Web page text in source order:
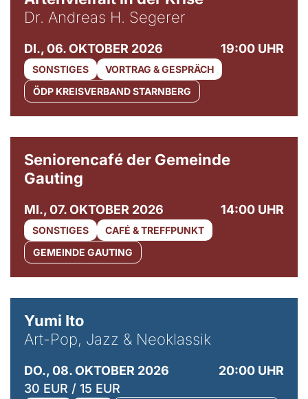
Dr. Andreas H. Segerer
DI., 06. OKTOBER 2026 19:00 UHR
SONSTIGES
VORTRAG & GESPRÄCH
ÖDP KREISVERBAND STARNBERG
Seniorencafé der Gemeinde
Gauting
MI., 07. OKTOBER 2026 14:00 UHR
SONSTIGES
CAFÉ & TREFFPUNKT
GEMEINDE GAUTING
Yumi Ito
Art-Pop, Jazz & Neoklassik
DO., 08. OKTOBER 2026
20:00 UHR
30 EUR / 15 EUR